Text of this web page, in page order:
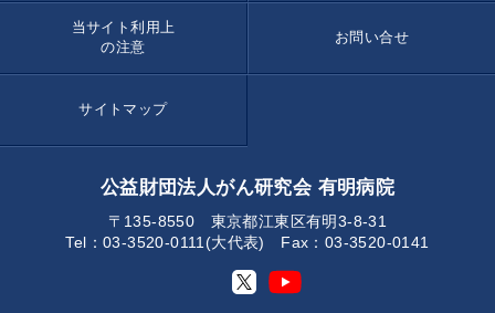
公益財団法人がん研究会 有明病院
〒135-8550 東京都江東区有明3-8-31
Tel：03-3520-0111(大代表) Fax：03-3520-0141
当サイト利用上
の注意
お問い合せ
サイトマップ